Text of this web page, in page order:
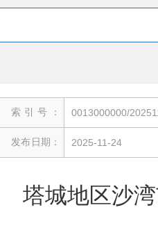
索引号： 0013000000/
发布日期： 2025-11-24
塔城地区沙